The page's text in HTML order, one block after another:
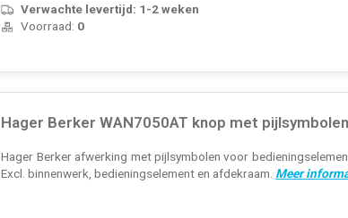
Verwachte levertijd: 1-2 weken
Voorraad: 0
Hager Berker WAN7050AT knop met
Hager Berker afwerking met pijlsymbolen voor
Excl. binnenwerk, bedieningselement en afdekraam. Meer